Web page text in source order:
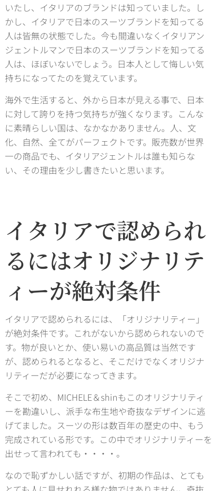
いたし、イタリアのブランドは知っていました。し
かし、イタリアで日本のスーツブランドを知ってる
人は皆無の状態でした。今も間違いなくイタリアン
ジェントルマンで日本のスーツブランドを知ってる
人は、ほぼいないでしょう。日本人として悔しい気
持ちになってたのを覚えています。
海外で生活すると、外から日本が見える事で、日本
に対して誇りを持つ気持ちが強くなります。こんな
に素晴らしい国は、なかなかありません。人、文
化、自然、全てがパーフェクトです。販売数が世界
一の商品でも、イタリアジェントルは誰も知らな
い、その理由を少し書きたいと思います。
イタリアで認められ
るにはオリジナリテ
ィーが絶対条件
イタリアで認められるには、「オリジナリティー」
が絶対条件です。これがないから認められないので
す。物が良いとか、使い易いの高品質は当然です
が、認められるとなると、そこだけでなくオリジナ
リティーだが必要になってきます。
そこで初め、MICHELE＆shinもこのオリジナリティ
ーを勘違いし、派手な布生地や奇抜なデザインに逃
げてました。スーツの形は数百年の歴史の中、もう
完成されている形です。この中でオリジナリティーを
出せって言われても・・・・。
なので恥ずかしい話ですが、初期の作品は、とても